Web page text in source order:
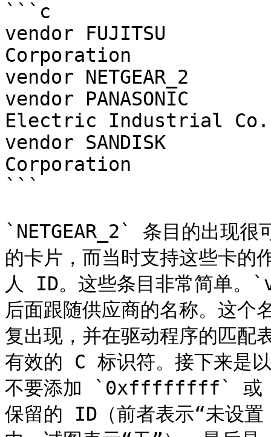
```c
vendor FUJITSU			0x0004  Fujitsu
Corporation
vendor NETGEAR_2		0x000b  Netgear
vendor PANASONIC		0x0032	Matsushita
Electric Industrial Co.
vendor SANDISK			0x0045	Sandisk
Corporation
```
`NETGEAR_2` 条目的出现
的卡片，而当时支持这些卡
人 ID。这些条目非常简单。
后面跟随供应商的名称。这
复出现，并在驱动程序的匹配
有效的 C 标识符。接下来是
不要添加 `0xffffffff` 或
保留的 ID（前者表示“未设